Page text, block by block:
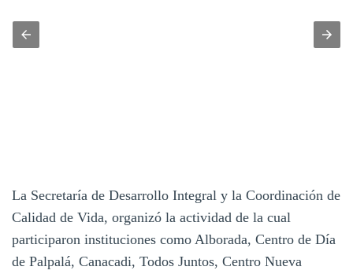
La Secretaría de Desarrollo Integral y la Coordinación de
Calidad de Vida, organizó la actividad de la cual
participaron instituciones como Alborada, Centro de Día
de Palpalá, Canacadi, Todos Juntos, Centro Nueva